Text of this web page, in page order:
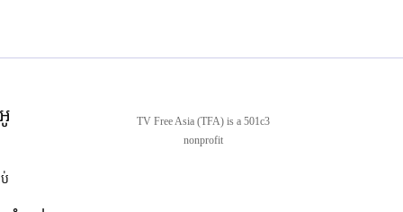
ប់
TV Free Asia (TFA) is a 501c3
nonprofit